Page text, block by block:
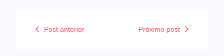
Post anterior Próximo post